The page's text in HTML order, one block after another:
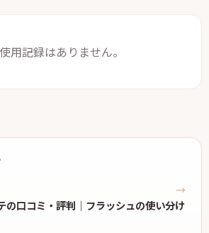
用記録はありません。
の口コミ・評判｜フラッシュの使い分け
→